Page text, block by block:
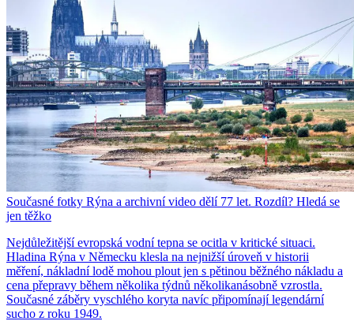
Současné fotky Rýna a archivní video dělí 77 let. Rozdíl? Hledá se
jen těžko
Nejdůležitější evropská vodní tepna se ocitla v kritické situaci.
Hladina Rýna v Německu klesla na nejnižší úroveň v historii
měření, nákladní lodě mohou plout jen s pětinou běžného nákladu a
cena přepravy během několika týdnů několikanásobně vzrostla.
Současné záběry vyschlého koryta navíc připomínají legendární
sucho z roku 1949.